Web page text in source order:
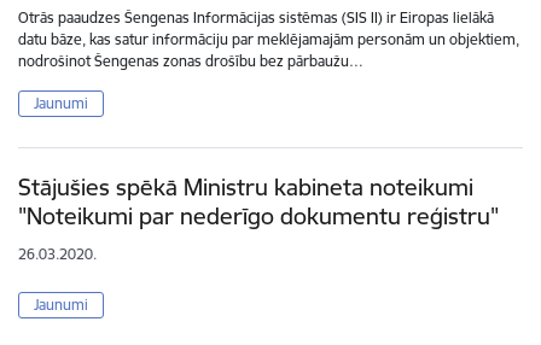
Otrās paaudzes Šengenas Informācijas sistēmas (SIS II) ir Eiropas lielākā
datu bāze, kas satur informāciju par meklējamajām personām un objektiem,
nodrošinot Šengenas zonas drošību bez pārbaužu…
Jaunumi
Stājušies spēkā Ministru kabineta noteikumi
"Noteikumi par nederīgo dokumentu reģistru"
26.03.2020.
Jaunumi